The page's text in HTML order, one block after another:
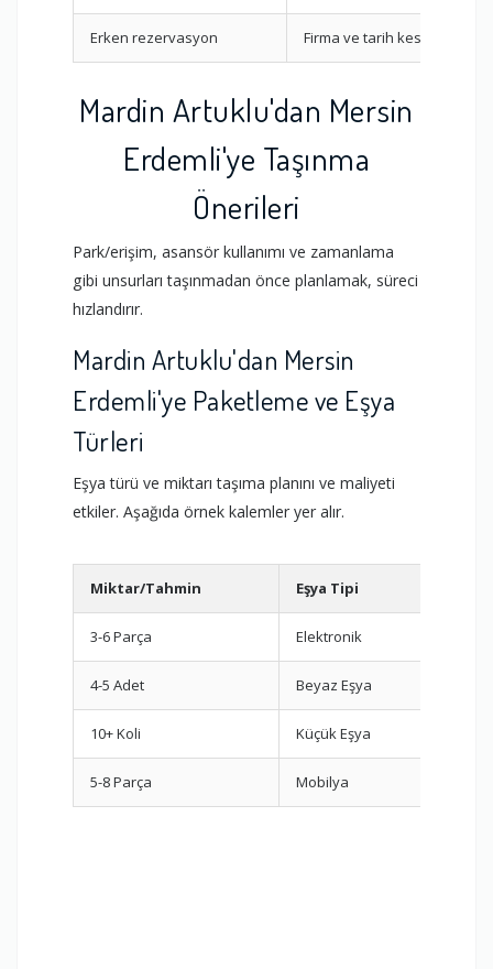
Erken rezervasyon Firma ve tarih kesinleştirme
Mardin Artuklu'dan Mersin
Erdemli'ye Taşınma
Önerileri
Park/erişim, asansör kullanımı ve zamanlama
gibi unsurları taşınmadan önce planlamak, süreci
hızlandırır.
Mardin Artuklu'dan Mersin
Erdemli'ye Paketleme ve Eşya
Türleri
Eşya türü ve miktarı taşıma planını ve maliyeti
etkiler. Aşağıda örnek kalemler yer alır.
Miktar/Tahmin Eşya Tipi
3-6 Parça Elektronik
4-5 Adet Beyaz Eşya
10+ Koli Küçük Eşya
5-8 Parça Mobilya